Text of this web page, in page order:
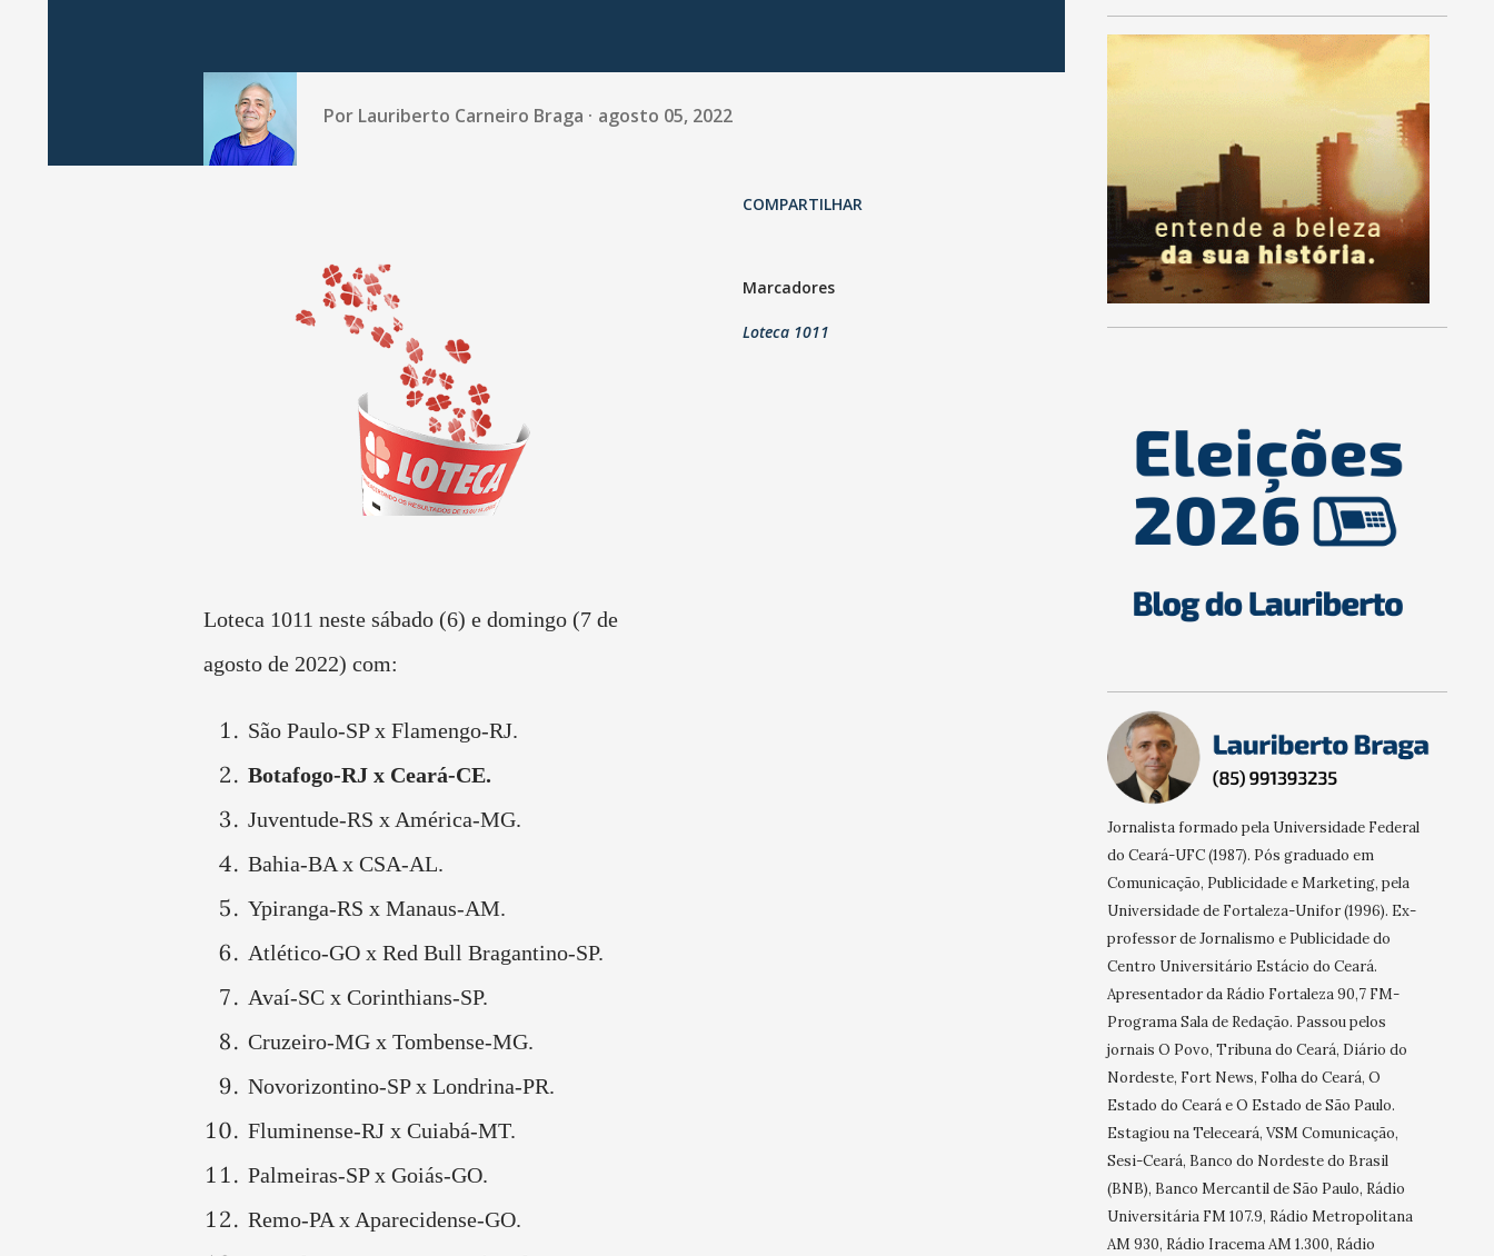
Por Lauriberto Carneiro Braga agosto 05, 2022
Loteca 1011 neste sábado (6) e domingo (7 de
agosto de 2022) com:
São Paulo-SP x Flamengo-RJ.
Botafogo-RJ x Ceará-CE.
Juventude-RS x América-MG.
Bahia-BA x CSA-AL.
Ypiranga-RS x Manaus-AM.
Atlético-GO x Red Bull Bragantino-SP.
Avaí-SC x Corinthians-SP.
Cruzeiro-MG x Tombense-MG.
Novorizontino-SP x Londrina-PR.
Fluminense-RJ x Cuiabá-MT.
Palmeiras-SP x Goiás-GO.
Remo-PA x Aparecidense-GO.
COMPARTILHAR
Marcadores
Loteca 1011
Jornalista formado pela Universidade Federal
do Ceará-UFC (1987). Pós graduado em
Comunicação, Publicidade e Marketing, pela
Universidade de Fortaleza-Unifor (1996). Ex-
professor de Jornalismo e Publicidade do
Centro Universitário Estácio do Ceará.
Apresentador da Rádio Fortaleza 90,7 FM-
Programa Sala de Redação. Passou pelos
jornais O Povo, Tribuna do Ceará, Diário do
Nordeste, Fort News, Folha do Ceará, O
Estado do Ceará e O Estado de São Paulo.
Estagiou na Teleceará, VSM Comunicação,
Sesi-Ceará, Banco do Nordeste do Brasil
(BNB), Banco Mercantil de São Paulo, Rádio
Universitária FM 107.9, Rádio Metropolitana
AM 930, Rádio Iracema AM 1.300, Rádio